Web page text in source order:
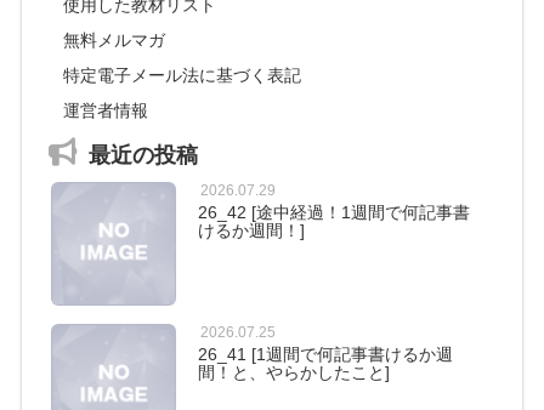
使用した教材リスト
無料メルマガ
特定電子メール法に基づく表記
運営者情報
最近の投稿
2026.07.29
26_42 [途中経過！1週間で何記事書
けるか週間！]
2026.07.25
26_41 [1週間で何記事書けるか週
間！と、やらかしたこと]